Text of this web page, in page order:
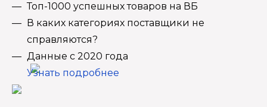
Топ-1000 успешных товаров на ВБ
В каких категориях поставщики не
справляются?
Данные с 2020 года
Узнать подробнее